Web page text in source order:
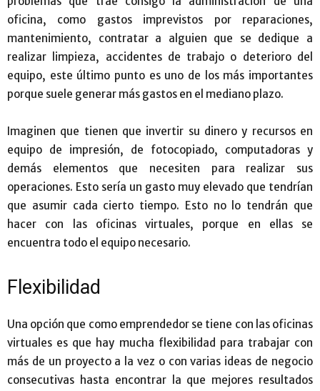
oficina, como gastos imprevistos por reparaciones,
mantenimiento, contratar a alguien que se dedique a
realizar limpieza, accidentes de trabajo o deterioro del
equipo, este último punto es uno de los más importantes
porque suele generar más gastos en el mediano plazo.
Imaginen que tienen que invertir su dinero y recursos en
equipo de impresión, de fotocopiado, computadoras y
demás elementos que necesiten para realizar sus
operaciones. Esto sería un gasto muy elevado que tendrían
que asumir cada cierto tiempo. Esto no lo tendrán que
hacer con las oficinas virtuales, porque en ellas se
encuentra todo el equipo necesario.
Flexibilidad
Una opción que como emprendedor se tiene con las oficinas
virtuales es que hay mucha flexibilidad para trabajar con
más de un proyecto a la vez o con varias ideas de negocio
consecutivas hasta encontrar la que mejores resultados